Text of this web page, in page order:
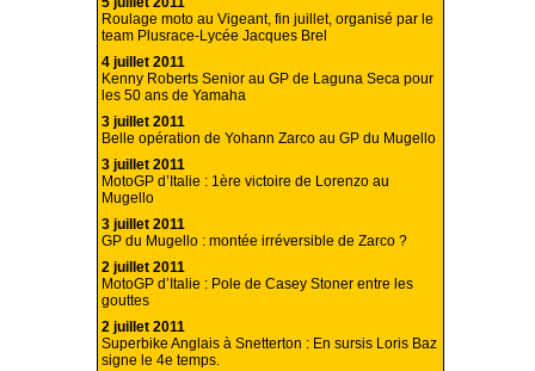
Roulage moto au Vigeant, fin juillet, organisé par le
team Plusrace-Lycée Jacques Brel
4 juillet 2011
Kenny Roberts Senior au GP de Laguna Seca pour
les 50 ans de Yamaha
3 juillet 2011
Belle opération de Yohann Zarco au GP du Mugello
3 juillet 2011
MotoGP d’Italie : 1ère victoire de Lorenzo au
Mugello
3 juillet 2011
GP du Mugello : montée irréversible de Zarco ?
2 juillet 2011
MotoGP d’Italie : Pole de Casey Stoner entre les
gouttes
2 juillet 2011
Superbike Anglais à Snetterton : En sursis Loris Baz
signe le 4e temps.